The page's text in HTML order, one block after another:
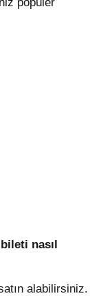
alabilirsiniz.